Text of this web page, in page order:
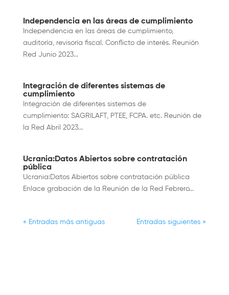
Independencia en las áreas de cumplimiento
Independencia en las áreas de cumplimiento,
auditoría, revisoría fiscal. Conflicto de interés. Reunión
Red Junio 2023...
Integración de diferentes sistemas de
cumplimiento
Integración de diferentes sistemas de
cumplimiento: SAGRILAFT, PTEE, FCPA. etc. Reunión de
la Red Abril 2023...
Ucrania:Datos Abiertos sobre contratación
pública
Ucrania:Datos Abiertos sobre contratación pública
Enlace grabación de la Reunión de la Red Febrero...
« Entradas más antiguas Entradas siguientes »